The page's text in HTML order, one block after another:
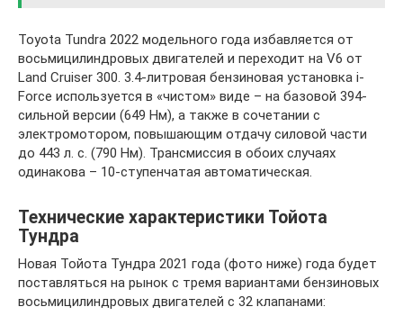
Toyota Tundra 2022 модельного года избавляется от
восьмицилиндровых двигателей и переходит на V6 от
Land Cruiser 300. 3.4-литровая бензиновая установка i-
Force используется в «чистом» виде – на базовой 394-
сильной версии (649 Нм), а также в сочетании с
электромотором, повышающим отдачу силовой части
до 443 л. с. (790 Нм). Трансмиссия в обоих случаях
одинакова – 10-ступенчатая автоматическая.
Технические характеристики Тойота
Тундра
Новая Тойота Тундра 2021 года (фото ниже) года будет
поставляться на рынок с тремя вариантами бензиновых
восьмицилиндровых двигателей с 32 клапанами: